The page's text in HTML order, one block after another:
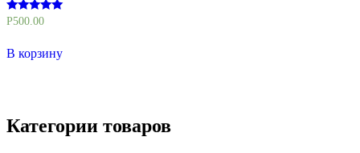
Оценка
Р500.00
В корзину
Категории товаров